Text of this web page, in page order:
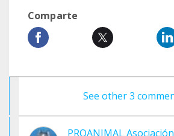
Comparte
See other 3
PROANIMAL